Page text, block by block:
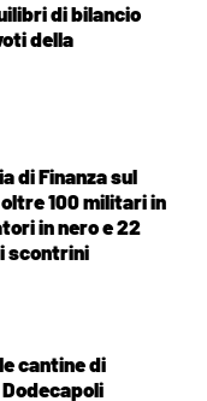
di bilancio
della
di Finanza sul
100 militari in
in nero e 22
scontrini
cantine di